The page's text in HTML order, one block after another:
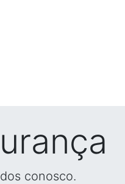
conosco.